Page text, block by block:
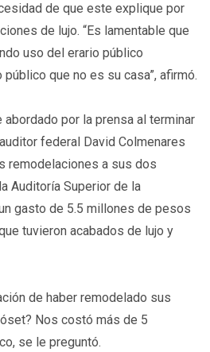
de que este explique por
de lujo. “Es lamentable que
uso del erario público
que no es su casa”, afirmó.
abordado por la prensa al terminar
federal David Colmenares
remodelaciones a sus dos
Auditoría Superior de la
gasto de 5.5 millones de pesos
tuvieron acabados de lujo y
de haber remodelado sus
Nos costó más de 5
se le preguntó.